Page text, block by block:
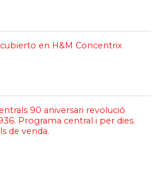
en H&M Concentrix
90 aniversari revolució
Programa central i per dies.
de venda.